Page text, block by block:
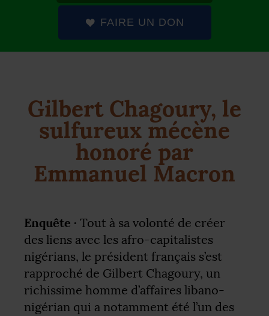
FAIRE UN DON
Gilbert Chagoury, le
sulfureux mécène
honoré par
Emmanuel Macron
Enquête · Tout à sa volonté de créer
des liens avec les afro-capitalistes
nigérians, le président français s’est
rapproché de Gilbert Chagoury, un
richissime homme d’affaires libano-
nigérian qui a notamment été l’un des